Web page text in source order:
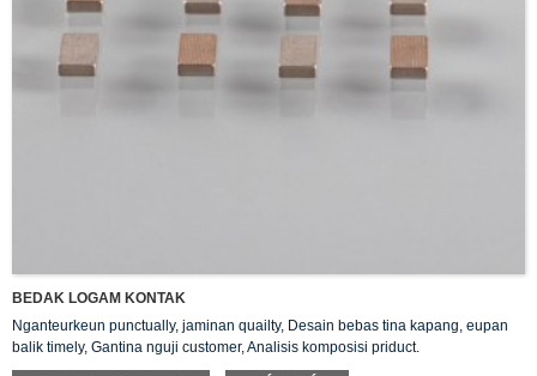
BEDAK LOGAM KONTAK
Nganteurkeun punctually, jaminan quailty, Desain bebas tina kapang, eupan
balik timely, Gantina nguji customer, Analisis komposisi priduct.